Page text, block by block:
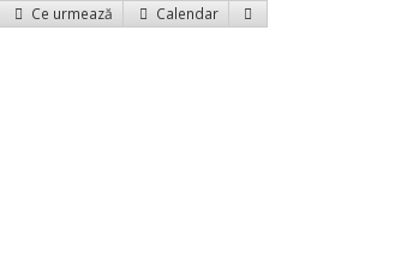
Ce urmează Calendar